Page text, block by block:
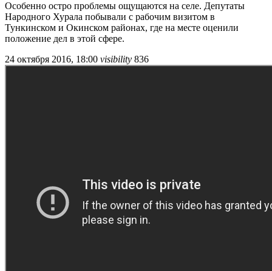
Особенно остро проблемы ощущаются на селе. Депутаты
Народного Хурала побывали с рабочим визитом в
Тункинском и Окинском районах, где на месте оценили
положение дел в этой сфере.
24 октября 2016, 18:00 visibility 836